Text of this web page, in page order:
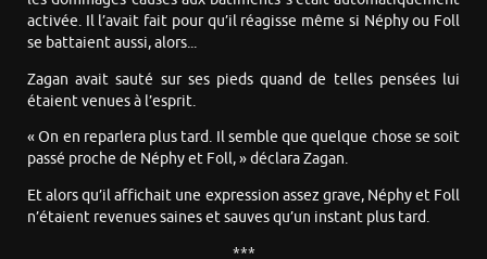
activée. Il l’avait fait pour qu’il réagisse même si Néphy ou Foll
se battaient aussi, alors...
Zagan avait sauté sur ses pieds quand de telles pensées lui
étaient venues à l’esprit.
« On en reparlera plus tard. Il semble que quelque chose se soit
passé proche de Néphy et Foll, » déclara Zagan.
Et alors qu’il affichait une expression assez grave, Néphy et Foll
n’étaient revenues saines et sauves qu’un instant plus tard.
***